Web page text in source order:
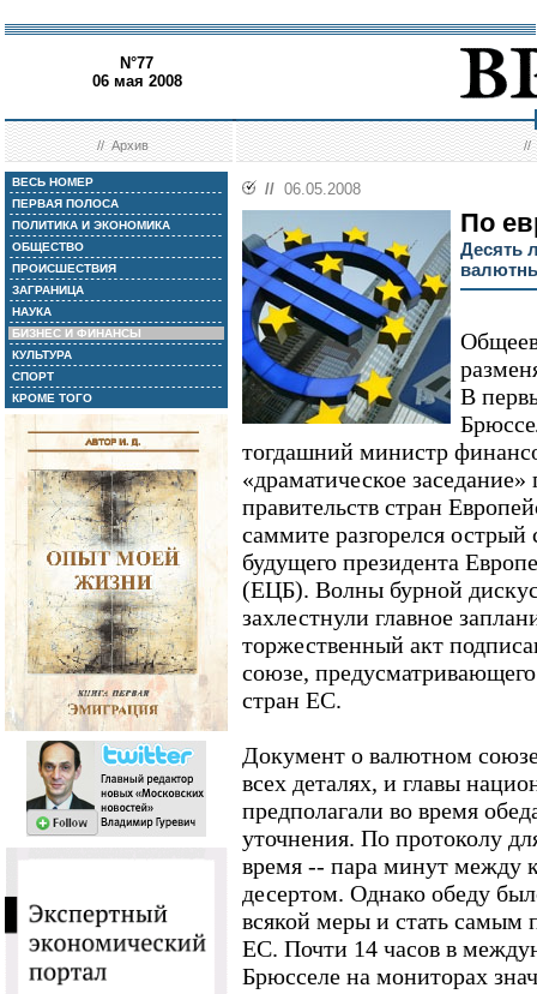
N°77
06 мая 2008
//Архив //
ВЕСЬ НОМЕР
ПЕРВАЯ ПОЛОСА
ПОЛИТИКА И ЭКОНОМИКА
ОБЩЕСТВО
ПРОИСШЕСТВИЯ
ЗАГРАНИЦА
НАУКА
БИЗНЕС И ФИНАНСЫ
КУЛЬТУРА
СПОРТ
КРОМЕ ТОГО
// 06.05.2008
По
Десять
В
тогдашний министр
«драматическое заседание»
правительств стран
саммите разгорелся
будущего президента
(ЕЦБ). Волны бурной
захлестнули главное
торжественный акт
союзе,
стран ЕС.
Документ о валютном
всех деталях, и главы
предполагали во время
уточнения. По протоколу
время -- пара минут между
десертом. Однако обеду
всякой меры и стать самым
ЕС. Почти 14 часов в
Брюсселе на мониторах